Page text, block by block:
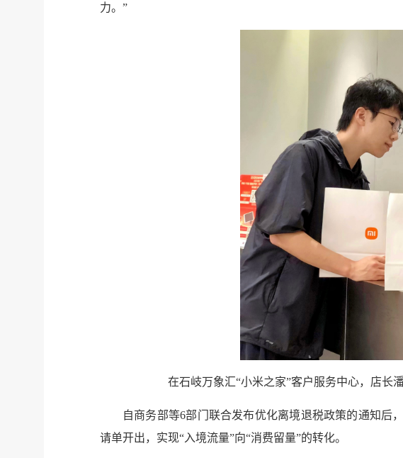
力。”
在石岐万象汇“小米之家”客户服务中心，店长
自商务部等6部门联合发布优化离境退税政策的通知后
请单开出，实现“入境流量”向“消费留量”的转化。